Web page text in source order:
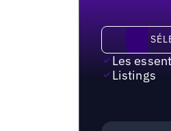
Les
Listings